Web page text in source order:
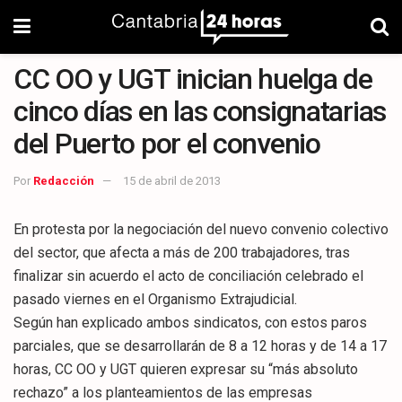
CC OO y UGT inician huelga de
cinco días en las consignatarias
del Puerto por el convenio
Por Redacción 15 de abril de 2013
En protesta por la negociación del nuevo convenio colectivo
del sector, que afecta a más de 200 trabajadores, tras
finalizar sin acuerdo el acto de conciliación celebrado el
pasado viernes en el Organismo Extrajudicial.
Según han explicado ambos sindicatos, con estos paros
parciales, que se desarrollarán de 8 a 12 horas y de 14 a 17
horas, CC OO y UGT quieren expresar su “más absoluto
rechazo” a los planteamientos de las empresas